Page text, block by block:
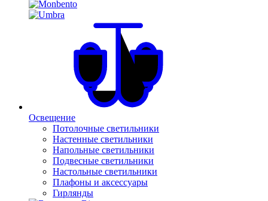
Освещение
Потолочные светильники
Настенные светильники
Напольные светильники
Подвесные светильники
Настольные светильники
Плафоны и аксессуары
Гирлянды